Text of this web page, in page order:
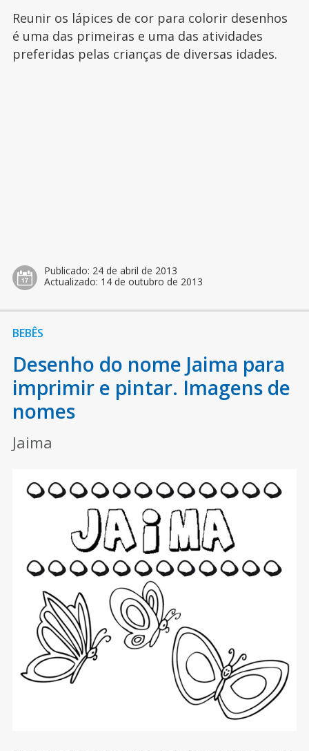
Reunir os lápices de cor para colorir desenhos
é uma das primeiras e uma das atividades
preferidas pelas crianças de diversas idades.
Publicado: 24 de abril de 2013
Actualizado: 14 de outubro de 2013
BEBÊS
Desenho do nome Jaima para
imprimir e pintar. Imagens de
nomes
Jaima